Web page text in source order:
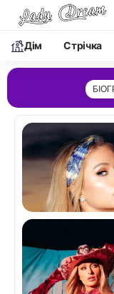
Дім Cтрічка